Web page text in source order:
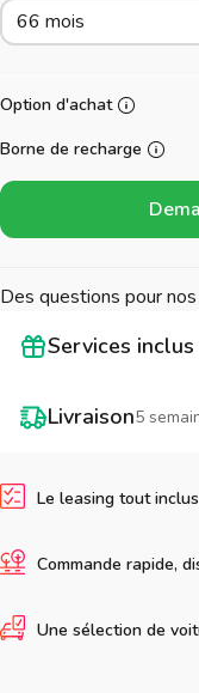
66 mois
Option d'achat
Borne de recharge
Des questions pour
Services inclus
Livraison5
Le leasing tout
Commande rapide,
Une sélection de